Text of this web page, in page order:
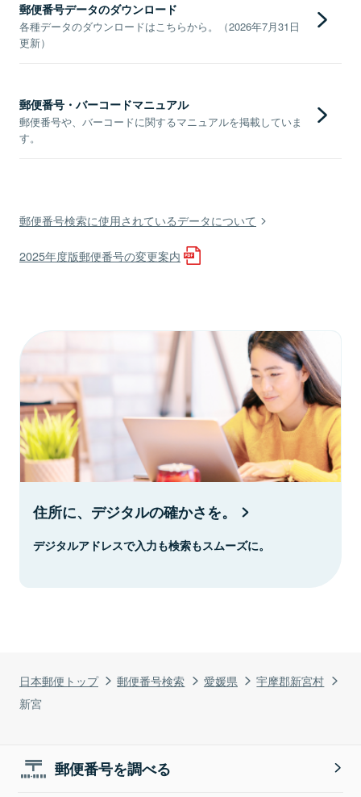
日本郵便トップ 郵便番号検索 愛媛県
宇摩郡新宮村
新宮
郵便番号データのダウンロード
各種データのダウンロードはこちらから。（2026年7月31日
更新）
郵便番号・バーコードマニュアル
郵便番号や、バーコードに関するマニュアルを掲載していま
す。
郵便番号検索に使用されているデータについて
2025年度版郵便番号の変更案内
住所に、デジタルの確かさを。
デジタルアドレスで入力も検索もスムーズに。
郵便番号を調べる